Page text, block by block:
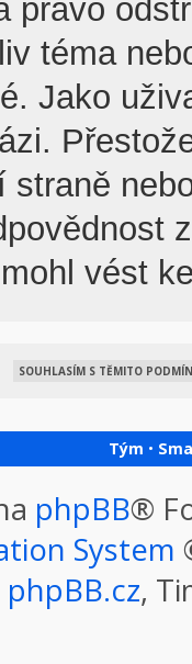
právo
téma
Jako
vést
Tým •
phpBB®
System
phpBB.cz,